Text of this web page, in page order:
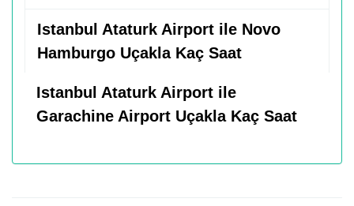
Istanbul Ataturk Airport ile Novo
Hamburgo Uçakla Kaç Saat
Istanbul Ataturk Airport ile
Garachine Airport Uçakla Kaç Saat